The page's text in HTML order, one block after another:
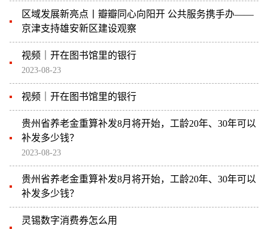
区域发展新亮点丨瓣瓣同心向阳开 公共服务携手办——
京津支持雄安新区建设观察
视频｜开在图书馆里的银行
2023-08-23
视频｜开在图书馆里的银行
贵州省养老金重算补发8月将开始，工龄20年、30年可以
补发多少钱？
2023-08-23
贵州省养老金重算补发8月将开始，工龄20年、30年可以
补发多少钱？
灵锡数字消费券怎么用